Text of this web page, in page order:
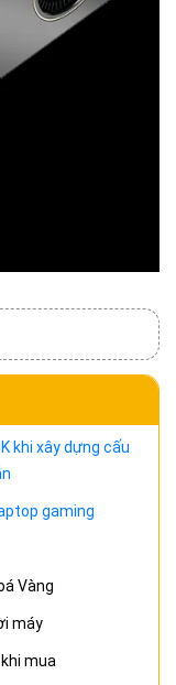
khi xây dựng cấu
gaming
Vàng
máy
mua